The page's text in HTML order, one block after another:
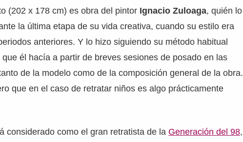
(202 x 178 cm) es obra del pintor Ignacio Zuloaga, quién lo
la última etapa de su vida creativa, cuando su estilo era
anteriores. Y lo hizo siguiendo su método habitual
él hacía a partir de breves sesiones de posado en las
de la modelo como de la composición general de la obra.
que en el caso de retratar niños es algo prácticamente
considerado como el gran retratista de la Generación del 98,